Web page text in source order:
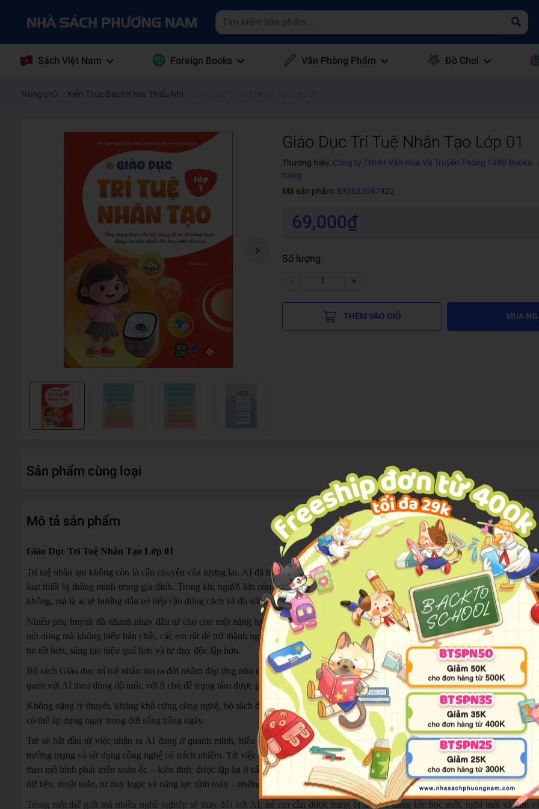
Sách Việt Nam Foreign Books Văn Phòng Phẩm Đồ Chơi
Trang chủ Kiến Thức Bách Khoa Thiếu Nhi
Giáo Dục Trí Tuệ Nhân Tạo Lớp 01
Thương hiệu: Công ty TNHH Văn Hóa Và Truyền Thông 1980 Books
hàng
Mã sản phẩm: 893623047422
69,000₫
Số lượng:
-
+
THÊM VÀO GIỎ MUA
Sản phẩm cùng loại
Mô tả sản phẩm
Giáo Dục Trí Tuệ Nhân Tạo Lớp 01
Trí tuệ nhân tạo không còn là câu chuyện của tương lai. AI đã hiện diện trong công cụ tìm kiếm, video trẻ em xem mỗi ngày, trợ lý
loạt thiết bị thông minh trong gia đình. Trong khi người lớn còn đang học cách thích nghi, thì trẻ em hôm nay đã lớn lên giữa môi
không, mà là ai sẽ hướng dẫn trẻ tiếp cận đúng cách và đủ sớm.
Nhiều phụ huynh đã nhanh nhạy đầu tư cho con một năng lực quan trọng của thời đại mới: hiểu công nghệ, biết sử dụng AI thông
nút dùng mà không hiểu bản chất, các em rất dễ trở thành người tiêu dùng thụ động trong thế giới số. Ngược lại, nếu được định
tin tốt hơn, sáng tạo hiệu quả hơn và tư duy độc lập hơn.
Bộ sách Giáo dục trí tuệ nhân tạo ra đời nhằm đáp ứng nhu cầu cấp thiết đó. Bộ sách gồm 6 cuốn dành cho học sinh từ lớp 1 đến
quen với AI theo đúng độ tuổi, với 8 chủ đề trọng tâm được phân bổ khoa học trong từng đơn vị bài học, giúp học sinh dễ dàng tiếp
Không nặng lý thuyết, không khô cứng công nghệ, bộ sách được xây dựng theo phương pháp lấy thực hành làm trung tâm, chuyển
có thể áp dụng ngay trong đời sống hằng ngày.
Trẻ sẽ bắt đầu từ việc nhận ra AI đang ở quanh mình, hiểu cách dữ liệu vận hành, học cách đặt câu hỏi thông minh, tìm kiếm
trường mạng và sử dụng công nghệ có trách nhiệm. Từ việc làm quen với AI ở lớp 1 đến khả năng từng bước xây dựng tư duy hệ
theo mô hình phát triển xoắn ốc – kiến thức được lặp lại ở cấp độ cao hơn qua từng năm học, phù hợp với năng lực nhận thức của
dữ liệu, thuật toán, tư duy logic và năng lực tính toán – những nền tảng cốt lõi để sử dụng AI hiệu quả trong tương lai.
Trong một thế giới mà nhiều nghề nghiệp sẽ thay đổi bởi AI, trẻ em cần được trang bị từ sớm năng lực học mới, nghĩ mới và làm